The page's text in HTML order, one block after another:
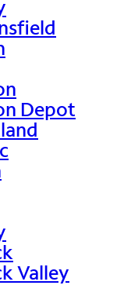
Depot
Valley